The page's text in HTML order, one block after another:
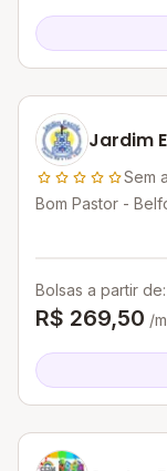
Jardim
Sem
Bom Pastor -
Bolsas a partir de:
R$ 269,50 /